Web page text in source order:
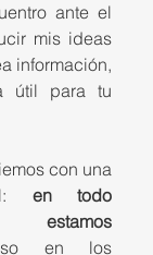
ante el
mis ideas
información,
útil para tu
con una
en todo
en los